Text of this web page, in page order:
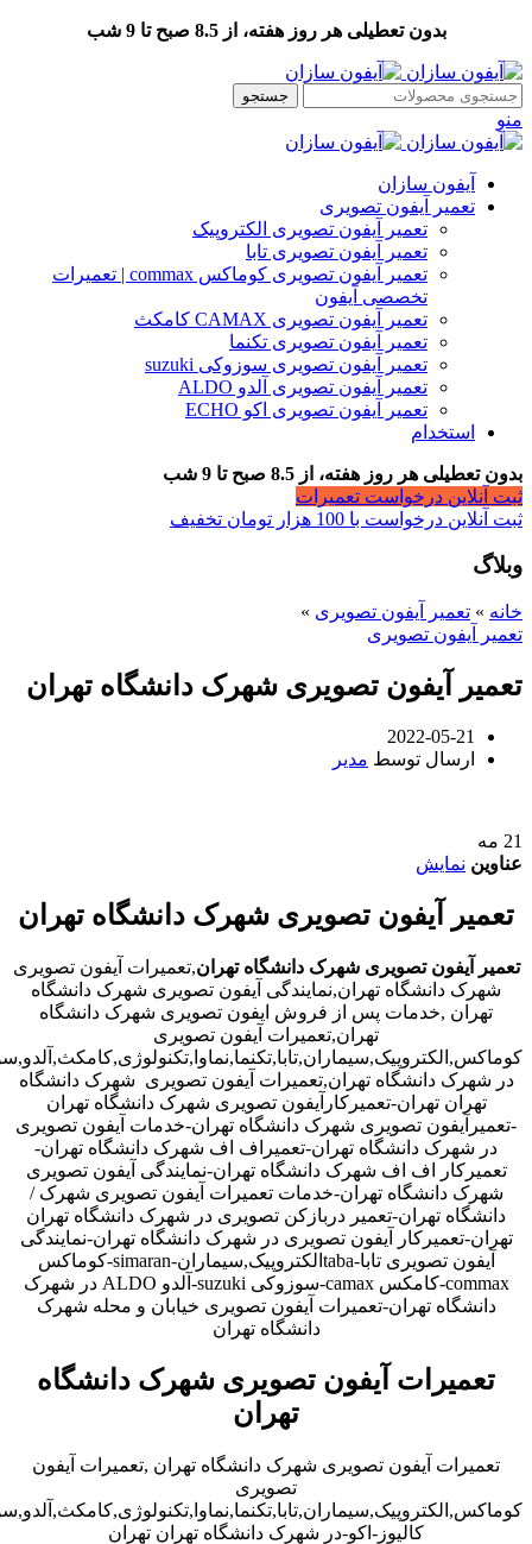
بدون تعطیلی هر روز هفته، از 8.5 صبح تا 9 شب
جستجو
منو
آیفون سازان
تعمیر آیفون تصویری
تعمیر آیفون تصویری الکتروپیک
تعمیر آیفون تصویری تابا
تعمیر آیفون تصویری کوماکس commax | تعمیرات
تخصصی آیفون
تعمیر آیفون تصویری CAMAX کامکث
تعمیر آیفون تصویری تکنما
تعمیر آیفون تصویری سوزوکی suzuki
تعمیر آیفون تصویری آلدو ALDO
تعمیر آیفون تصویری اکو ECHO
استخدام
بدون تعطیلی هر روز هفته، از 8.5 صبح تا 9 شب
ثبت آنلاین درخواست تعمیرات
ثبت آنلاین درخواست با 100 هزار تومان تخفیف
وبلاگ
خانه » تعمیر آیفون تصویری »
تعمیر آیفون تصویری
تعمیر آیفون تصویری شهرک دانشگاه تهران
2022-05-21
ارسال توسط مدیر
21 مه
عناوین نمایش
تعمیر آیفون تصویری شهرک دانشگاه تهران
تعمیر آیفون تصویری شهرک دانشگاه تهران,تعمیرات آیفون تصویری
شهرک دانشگاه تهران,نمایندگی آیفون تصویری شهرک دانشگاه
تهران ,خدمات پس از فروش ایفون تصویری شهرک دانشگاه
تهران,تعمیرات آیفون تصویری
در شهرک دانشگاه تهران,تعمیرات آیفون تصویری شهرک دانشگاه
تهران تهران-تعمیرکارآیفون تصویری شهرک دانشگاه تهران
-تعمیرآیفون تصویری شهرک دانشگاه تهران-خدمات آیفون تصویری
در شهرک دانشگاه تهران-تعمیراف اف شهرک دانشگاه تهران-
تعمیرکار اف اف شهرک دانشگاه تهران-نمایندگی آیفون تصویری
شهرک دانشگاه تهران-خدمات تعمیرات آیفون تصویری شهرک /
دانشگاه تهران-تعمیر دربازکن تصویری در شهرک دانشگاه تهران
تهران-تعمیرکار آیفون تصویری در شهرک دانشگاه تهران-نمایندگی
آیفون تصویری تابا-tabaالکتروپیک,سیماران-simaran-کوماکس
commax-کامکس camax-سوزوکی suzuki-آلدو ALDO در شهرک
دانشگاه تهران-تعمیرات آیفون تصویری خیابان و محله شهرک
دانشگاه تهران
تعمیرات آیفون تصویری شهرک دانشگاه
تهران
تعمیرات آیفون تصویری شهرک دانشگاه تهران ,تعمیرات آیفون
تصویری
کالیوز-اکو-در شهرک دانشگاه تهران تهران